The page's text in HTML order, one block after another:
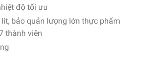
độ tối ưu
bảo quản lượng lớn thực phẩm
thành viên